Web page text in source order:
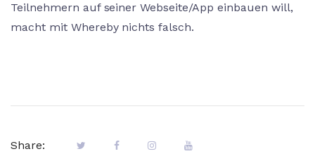
Teilnehmern auf seiner Webseite/App einbauen will,
macht mit Whereby nichts falsch.
Share: